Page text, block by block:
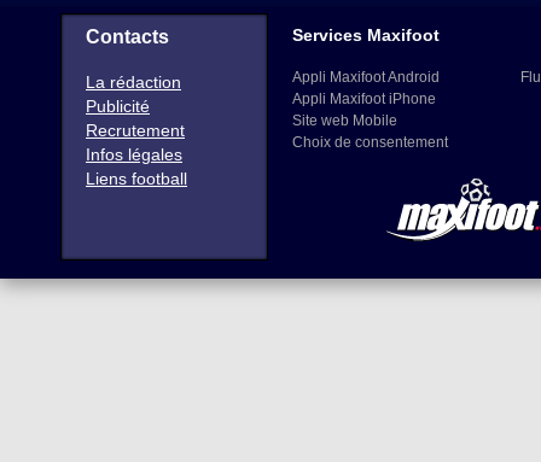
Contacts
La rédaction
Publicité
Recrutement
Infos légales
Liens football
Services Maxifoot
Appli Maxifoot Android
Appli Maxifoot iPhone
Site web Mobile
Choix de consentement